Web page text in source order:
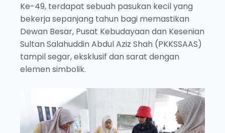
Ke-49, terdapat sebuah pasukan kecil yang
bekerja sepanjang tahun bagi memastikan
Dewan Besar, Pusat Kebudayaan dan Kesenian
Sultan Salahuddin Abdul Aziz Shah (PKKSSAAS)
tampil segar, eksklusif dan sarat dengan
elemen simbolik.